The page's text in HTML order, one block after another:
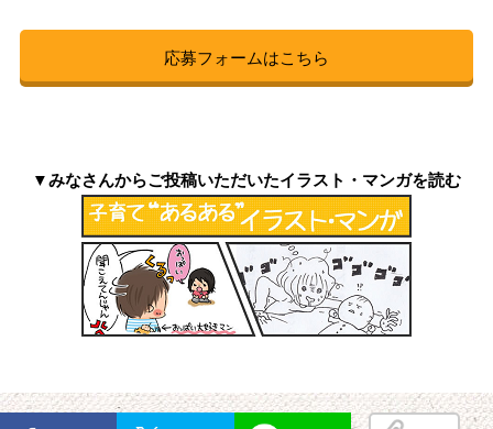
応募フォームはこちら
▼みなさんからご投稿いただいたイラスト・マンガを読む